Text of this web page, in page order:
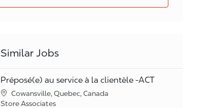
Similar Jobs
Préposé(e) au service à la clientèle -ACT
Location
Cowansville, Quebec, Canada
Category
Store Associates